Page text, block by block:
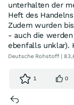
unterhalten der
Heft des
Zudem wurden
- auch die
ebenfalls unklar).
Deutsche Rohstoff |
1 0